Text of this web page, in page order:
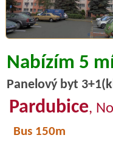
Nabízím 5
Panelový byt
Pardubice,
Bus 150m